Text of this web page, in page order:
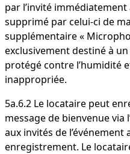
par l’invité
supprimé par celui-ci de
supplémentaire «
exclusivement destiné à
protégé contre l’humidité
inappropriée.
5a.6.2 Le locataire peut
message de bienvenue via
aux invités de
enregistrement. Le